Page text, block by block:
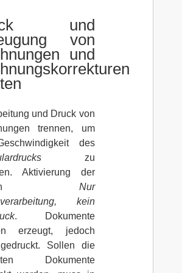
und
von
und
und Druck von
trennen, um
des
zu
Aktivierung der
Nur
kein
. Dokumente
erzeugt, jedoch
Sollen die
Dokumente